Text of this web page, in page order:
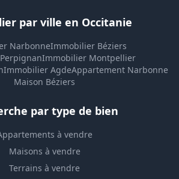
par ville en Occitanie
NarbonneImmobilier Béziers
Immobilier Montpellier
Immobilier AgdeAppartement Narbonne
Maison Béziers
par type de bien
à vendre
Maisons à vendre
Terrains à vendre